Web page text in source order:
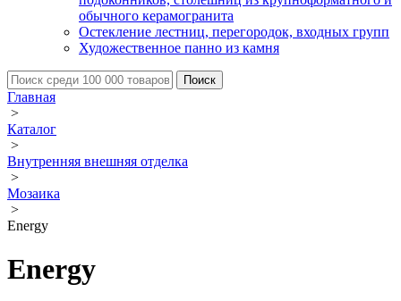
обычного керамогранита
Остекление лестниц, перегородок, входных групп
Художественное панно из камня
Главная
>
Каталог
>
Внутренняя внешняя отделка
>
Мозаика
>
Energy
Energy